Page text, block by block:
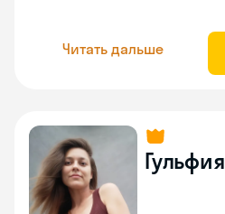
Читать дальше
Гульфия